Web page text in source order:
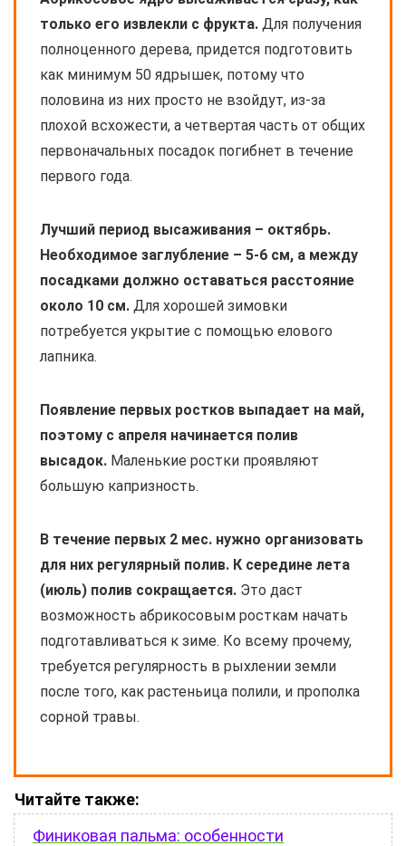
только его извлекли с фрукта. Для получения
полноценного дерева, придется подготовить
как минимум 50 ядрышек, потому что
половина из них просто не взойдут, из-за
плохой всхожести, а четвертая часть от общих
первоначальных посадок погибнет в течение
первого года.
Лучший период высаживания – октябрь.
Необходимое заглубление – 5-6 см, а между
посадками должно оставаться расстояние
около 10 см. Для хорошей зимовки
потребуется укрытие с помощью елового
лапника.
Появление первых ростков выпадает на май,
поэтому с апреля начинается полив
высадок. Маленькие ростки проявляют
большую капризность.
В течение первых 2 мес. нужно организовать
для них регулярный полив. К середине лета
(июль) полив сокращается. Это даст
возможность абрикосовым росткам начать
подготавливаться к зиме. Ко всему прочему,
требуется регулярность в рыхлении земли
после того, как растеньица полили, и прополка
сорной травы.
Читайте также:
Финиковая пальма: особенности